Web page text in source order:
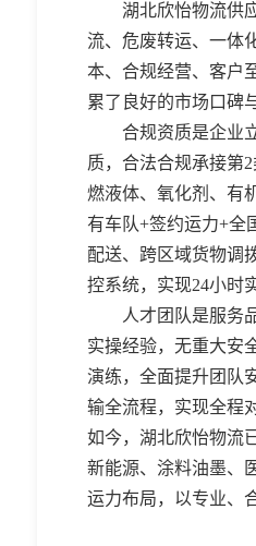
湖北欣怡物流供
流、危废转运、一体
本、合规经营、客户
累了良好的市场口碑
合规资质是企业
质，合法合规承接第
燃液体、氧化剂、有
有车队+签约运力+全
配送、跨区域货物调
控系统，实现24小时
人才团队是服务
实操经验，无重大安
演练，全面提升团队
输全流程，实现全程
如今，湖北欣怡物流
新能源、涂料油墨、
运力布局，以专业、